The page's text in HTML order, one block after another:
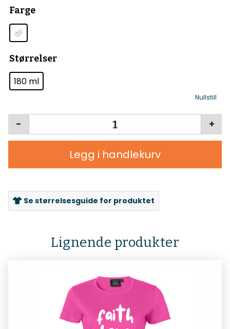
Farge
Størrelser
180 ml
Nullstill
+
-
Legg i handlekurv
Se størrelsesguide for produktet
Lignende produkter